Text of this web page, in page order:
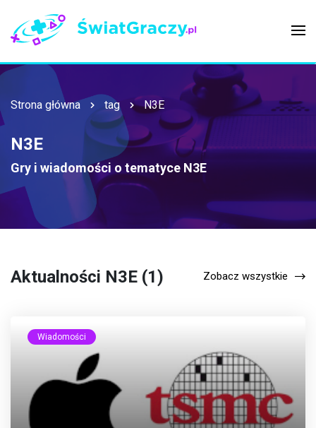
Strona główna tag N3E
N3E
Gry i wiadomości o tematyce N3E
Aktualności N3E (1) Zobacz wszystkie
Wiadomości